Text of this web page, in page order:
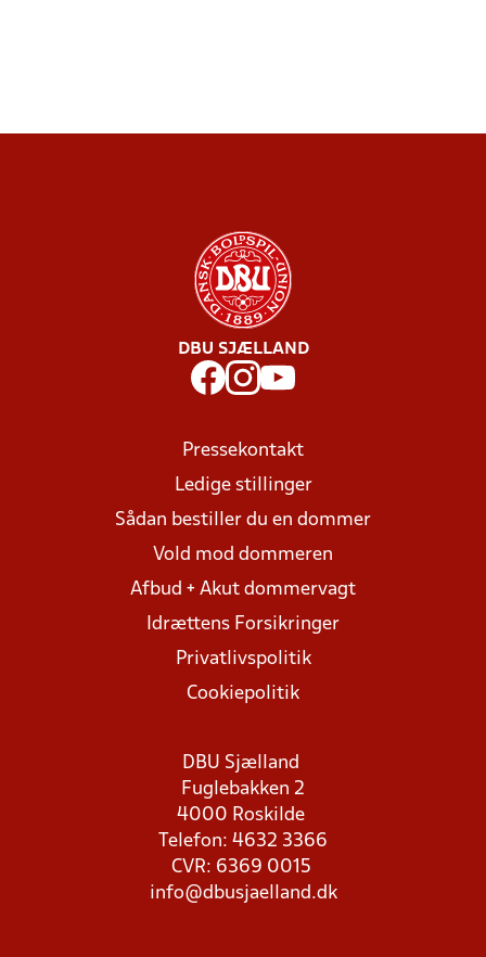
DBU SJÆLLAND
Pressekontakt
Ledige stillinger
Sådan bestiller du en dommer
Vold mod dommeren
Afbud + Akut dommervagt
Idrættens Forsikringer
Privatlivspolitik
Cookiepolitik
DBU Sjælland
Fuglebakken 2
4000 Roskilde
Telefon: 4632 3366
CVR: 6369 0015
info@dbusjaelland.dk